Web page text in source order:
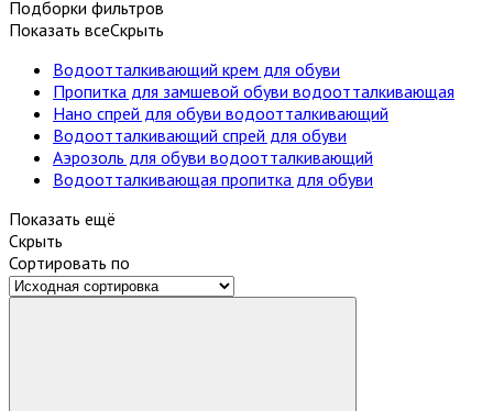
Подборки фильтров
Показать всеСкрыть
Водоотталкивающий крем для обуви
Пропитка для замшевой обуви водоотталкивающая
Нано спрей для обуви водоотталкивающий
Водоотталкивающий спрей для обуви
Аэрозоль для обуви водоотталкивающий
Водоотталкивающая пропитка для обуви
Показать ещё
Скрыть
Сортировать по